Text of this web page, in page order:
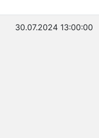
30.07.2024 13:00:00